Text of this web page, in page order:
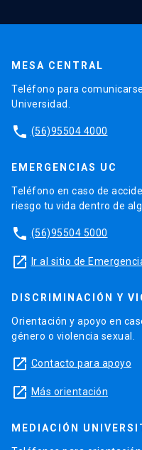
MESA CENTRAL
Teléfono para
Universidad.
phone (56)95504 4000
EMERGENCIAS UC
Teléfono en caso de
riesgo tu vida dentro de
phone (56)95504 5000
launch Ir al sitio de
DISCRIMINACIÓN Y
Orientación y apoyo en
género o violencia sexual.
launch Contacto para apoyo
launch Más orientación
MEDIACIÓN